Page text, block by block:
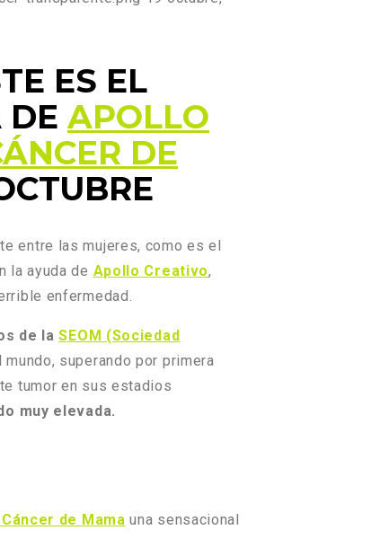
ES EL
DE APOLLO
DE
entre las mujeres, como es el
la ayuda de Apollo Creativo,
enfermedad.
de laSEOM (Sociedad
superando por primera
tumor en sus estadios
muy elevada.
de Mama una sensacional